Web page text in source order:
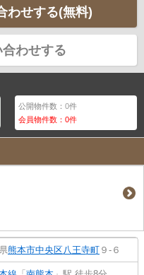
わせする(無料)
わせする
公開物件数：0件
会員物件数：0件
熊本市中央区八王寺町 ９-６